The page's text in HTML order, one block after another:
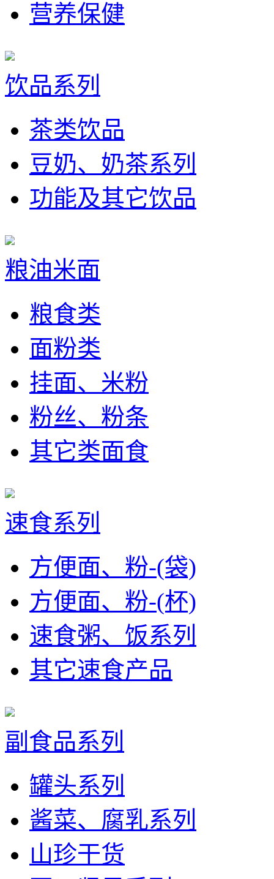
营养保健
饮品系列
茶类饮品
豆奶、奶茶系列
功能及其它饮品
粮油米面
粮食类
面粉类
挂面、米粉
粉丝、粉条
其它类面食
速食系列
方便面、粉-(袋)
方便面、粉-(杯)
速食粥、饭系列
其它速食产品
副食品系列
罐头系列
酱菜、腐乳系列
山珍干货